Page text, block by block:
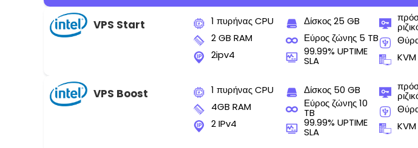
VPS Start
1 πυρήνας CPU
2 GB RAM
2ipv4
Δίσκος 25 GB
Εύρος ζώνης 5 TB
99.99% UPTIME
SLA
KVM
VPS Boost
1 πυρήνας CPU
4GB RAM
2 IPv4
Δίσκος 50 GB
Εύρος ζώνης 10
TB
99.99% UPTIME
SLA
KVM